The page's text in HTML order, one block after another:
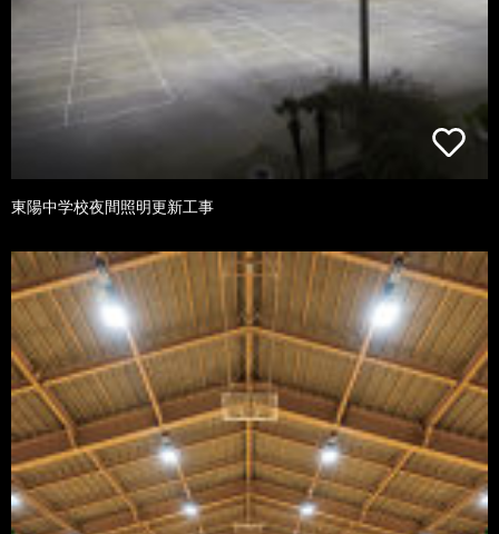
東陽中学校夜間照明更新工事